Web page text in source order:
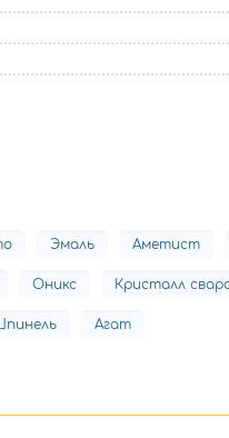
Эмаль Аметист
Оникс Кристалл
Агат